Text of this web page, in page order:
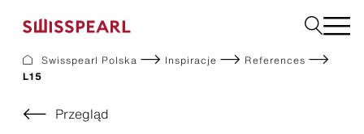
Elewacje
Dachy
Płyty użytkowe
Swisspearl Polska Inspiracje
References
L15
Przegląd